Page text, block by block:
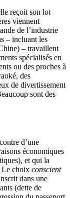
reçoit son lot
viennent
de l’industrie
– incluant les
– travaillent
spécialisés en
ou des proches à
des
de divertissement
sont des
d’une
économiques
et qui la
Le choix conscient
dans une
(dette de